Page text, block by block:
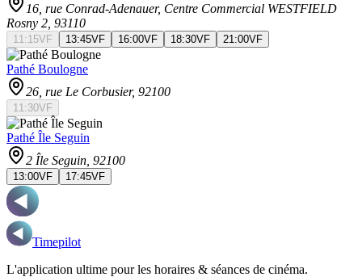
16, rue Conrad-Adenauer, Centre Commercial WESTFIELD
Rosny 2 , 93110
11:15VF 13:45VF 16:00VF 18:30VF 21:00VF
Pathé Boulogne
26, rue Le Corbusier, 92100
11:30VF
Pathé Île Seguin
2 Île Seguin , 92100
13:00VF 17:45VF
Timepilot
L'application ultime pour les horaires & séances de cinéma.